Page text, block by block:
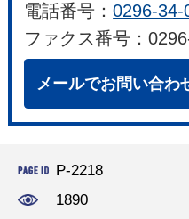
電話番号：0296-34-
ファクス番号：
メールでお問い合わ
P-2218
1890